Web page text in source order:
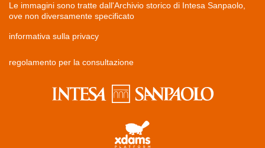
Le immagini sono tratte dall'Archivio storico di Intesa Sanpaolo,
ove non diversamente specificato
informativa sulla privacy
regolamento per la consultazione